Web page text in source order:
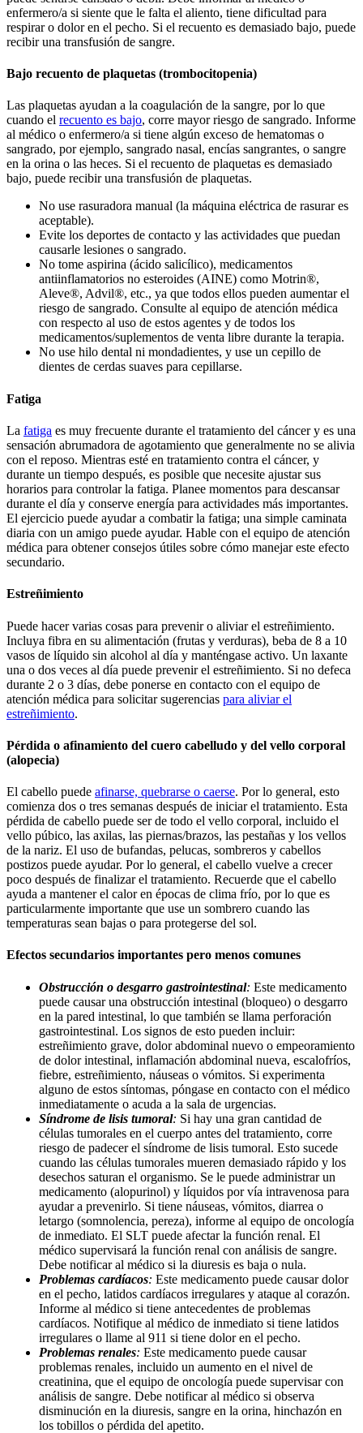
enfermero/a si siente que le falta el aliento, tiene dificultad para
respirar o dolor en el pecho. Si el recuento es demasiado bajo, puede
recibir una transfusión de sangre.
Bajo recuento de plaquetas (trombocitopenia)
Las plaquetas ayudan a la coagulación de la sangre, por lo que
cuando el recuento es bajo, corre mayor riesgo de sangrado. Informe
al médico o enfermero/a si tiene algún exceso de hematomas o
sangrado, por ejemplo, sangrado nasal, encías sangrantes, o sangre
en la orina o las heces. Si el recuento de plaquetas es demasiado
bajo, puede recibir una transfusión de plaquetas.
No use rasuradora manual (la máquina eléctrica de rasurar es
aceptable).
Evite los deportes de contacto y las actividades que puedan
causarle lesiones o sangrado.
No tome aspirina (ácido salicílico), medicamentos
antiinflamatorios no esteroides (AINE) como Motrin®,
Aleve®, Advil®, etc., ya que todos ellos pueden aumentar el
riesgo de sangrado. Consulte al equipo de atención médica
con respecto al uso de estos agentes y de todos los
medicamentos/suplementos de venta libre durante la terapia.
No use hilo dental ni mondadientes, y use un cepillo de
dientes de cerdas suaves para cepillarse.
Fatiga
La fatiga es muy frecuente durante el tratamiento del cáncer y es una
sensación abrumadora de agotamiento que generalmente no se alivia
con el reposo. Mientras esté en tratamiento contra el cáncer, y
durante un tiempo después, es posible que necesite ajustar sus
horarios para controlar la fatiga. Planee momentos para descansar
durante el día y conserve energía para actividades más importantes.
El ejercicio puede ayudar a combatir la fatiga; una simple caminata
diaria con un amigo puede ayudar. Hable con el equipo de atención
médica para obtener consejos útiles sobre cómo manejar este efecto
secundario.
Estreñimiento
Puede hacer varias cosas para prevenir o aliviar el estreñimiento.
Incluya fibra en su alimentación (frutas y verduras), beba de 8 a 10
vasos de líquido sin alcohol al día y manténgase activo. Un laxante
una o dos veces al día puede prevenir el estreñimiento. Si no defeca
durante 2 o 3 días, debe ponerse en contacto con el equipo de
atención médica para solicitar sugerencias para aliviar el
estreñimiento.
Pérdida o afinamiento del cuero cabelludo y del vello corporal
(alopecia)
El cabello puede afinarse, quebrarse o caerse. Por lo general, esto
comienza dos o tres semanas después de iniciar el tratamiento. Esta
pérdida de cabello puede ser de todo el vello corporal, incluido el
vello púbico, las axilas, las piernas/brazos, las pestañas y los vellos
de la nariz. El uso de bufandas, pelucas, sombreros y cabellos
postizos puede ayudar. Por lo general, el cabello vuelve a crecer
poco después de finalizar el tratamiento. Recuerde que el cabello
ayuda a mantener el calor en épocas de clima frío, por lo que es
particularmente importante que use un sombrero cuando las
temperaturas sean bajas o para protegerse del sol.
Efectos secundarios importantes pero menos comunes
Obstrucción o desgarro gastrointestinal: Este medicamento
puede causar una obstrucción intestinal (bloqueo) o desgarro
en la pared intestinal, lo que también se llama perforación
gastrointestinal. Los signos de esto pueden incluir:
estreñimiento grave, dolor abdominal nuevo o empeoramiento
de dolor intestinal, inflamación abdominal nueva, escalofríos,
fiebre, estreñimiento, náuseas o vómitos. Si experimenta
alguno de estos síntomas, póngase en contacto con el médico
inmediatamente o acuda a la sala de urgencias.
Síndrome de lisis tumoral: Si hay una gran cantidad de
células tumorales en el cuerpo antes del tratamiento, corre
riesgo de padecer el síndrome de lisis tumoral. Esto sucede
cuando las células tumorales mueren demasiado rápido y los
desechos saturan el organismo. Se le puede administrar un
medicamento (alopurinol) y líquidos por vía intravenosa para
ayudar a prevenirlo. Si tiene náuseas, vómitos, diarrea o
letargo (somnolencia, pereza), informe al equipo de oncología
de inmediato. El SLT puede afectar la función renal. El
médico supervisará la función renal con análisis de sangre.
Debe notificar al médico si la diuresis es baja o nula.
Problemas cardíacos: Este medicamento puede causar dolor
en el pecho, latidos cardíacos irregulares y ataque al corazón.
Informe al médico si tiene antecedentes de problemas
cardíacos. Notifique al médico de inmediato si tiene latidos
irregulares o llame al 911 si tiene dolor en el pecho.
Problemas renales: Este medicamento puede causar
problemas renales, incluido un aumento en el nivel de
creatinina, que el equipo de oncología puede supervisar con
análisis de sangre. Debe notificar al médico si observa
disminución en la diuresis, sangre en la orina, hinchazón en
los tobillos o pérdida del apetito.